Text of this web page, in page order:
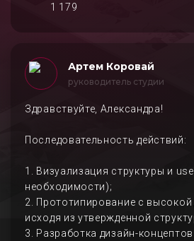
1 179
Артем Коровай
руководитель студии
Здравствуйте, Александра!
Последовательность действий:
1. Визуализация структуры и
необходимости);
2. Прототипирование с высокой
исходя из утвержденной
3. Разработка дизайн-